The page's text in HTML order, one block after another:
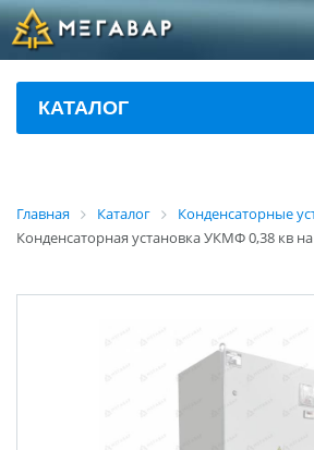
КАТАЛОГ
Главная Каталог
Конденсаторные
Конденсаторная установка УКМФ 0,38 кв